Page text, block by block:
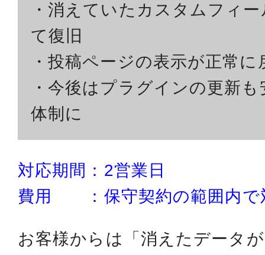
・消えていたカスタムフィ
て復旧
・投稿ページの表示が正常に
・今後はプラグインの更新
体制に
対応期間：2営業日
費用 ：保守契約の範囲内で
お客様からは「消えたデータ